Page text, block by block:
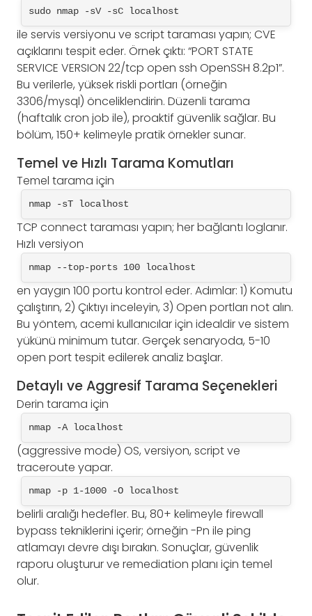
sudo nmap -sV -sC localhost
ile servis versiyonu ve script taraması yapın; CVE
açıklarını tespit eder. Örnek çıktı: “PORT STATE
SERVICE VERSION 22/tcp open ssh OpenSSH 8.2p1”.
Bu verilerle, yüksek riskli portları (örneğin
3306/mysql) önceliklendirin. Düzenli tarama
(haftalık cron job ile), proaktif güvenlik sağlar. Bu
bölüm, 150+ kelimeyle pratik örnekler sunar.
Temel ve Hızlı Tarama Komutları
Temel tarama için
nmap -sT localhost
TCP connect taraması yapın; her bağlantı loglanır.
Hızlı versiyon
nmap --top-ports 100 localhost
en yaygın 100 portu kontrol eder. Adımlar: 1) Komutu
çalıştırın, 2) Çıktıyı inceleyin, 3) Open portları not alın.
Bu yöntem, acemi kullanıcılar için idealdir ve sistem
yükünü minimum tutar. Gerçek senaryoda, 5-10
open port tespit edilerek analiz başlar.
Detaylı ve Aggresif Tarama Seçenekleri
Derin tarama için
nmap -A localhost
(aggressive mode) OS, versiyon, script ve
traceroute yapar.
nmap -p 1-1000 -O localhost
belirli aralığı hedefler. Bu, 80+ kelimeyle firewall
bypass tekniklerini içerir; örneğin -Pn ile ping
atlamayı devre dışı bırakın. Sonuçlar, güvenlik
raporu oluşturur ve remediation planı için temel
olur.